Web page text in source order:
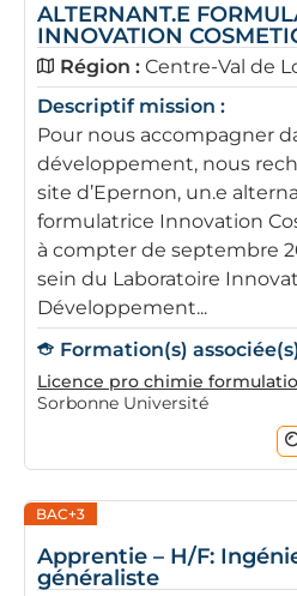
ALTERNANT.E
INNOVATION
Région : Centre-Val de
Descriptif mission :
Pour nous accompagner
développement, nous
site d’Epernon, un.e
formulatrice Innovation
à compter de septembre
sein du Laboratoire
Développement...
Formation(s)
Licence pro chimie
Sorbonne Université
BAC+3
Apprentie – H/F:
généraliste